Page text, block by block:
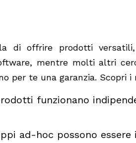
di offrire prodotti
mentre molti altri
per te una garanzia. Scopri
funzionano
ad-hoc possono